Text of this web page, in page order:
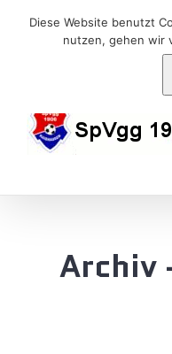
E-Mail:
Archiv
Diese Website benutzt
nutzen, gehen wir